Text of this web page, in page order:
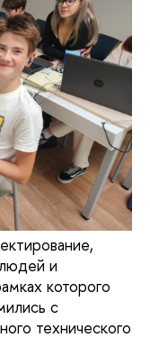
и
которого
с
технического